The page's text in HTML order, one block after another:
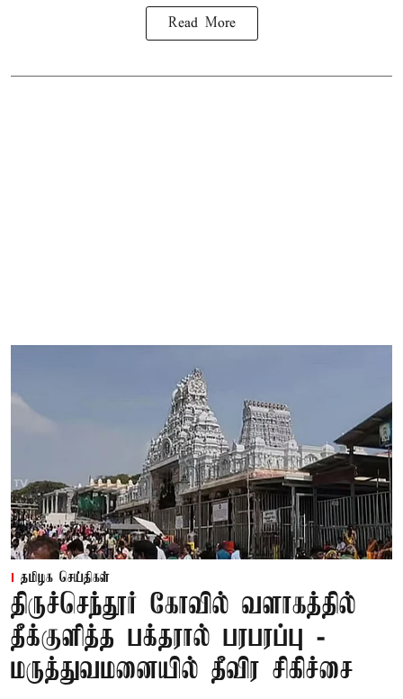
Read More
தமிழக செய்திகள்
திருச்செந்தூர் கோவில் வளாகத்தில்
தீக்குளித்த பக்தரால் பரபரப்பு -
மருத்துவமனையில் தீவிர சிகிச்சை